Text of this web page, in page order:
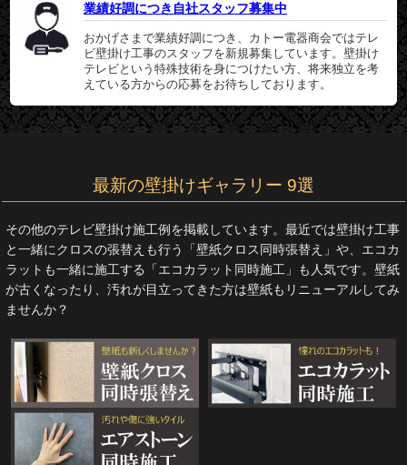
業績好調につき自社スタッフ募集中
おかげさまで業績好調につき、カトー電器商会ではテレ
ビ壁掛け工事のスタッフを新規募集しています。壁掛け
テレビという特殊技術を身につけたい方、将来独立を考
えている方からの応募をお待ちしております。
最新の壁掛けギャラリー 9選
その他のテレビ壁掛け施工例を掲載しています。最近では壁掛け工事
と一緒にクロスの張替えも行う「壁紙クロス同時張替え」や、エコカ
ラットも一緒に施工する「エコカラット同時施工」も人気です。壁紙
が古くなったり、汚れが目立ってきた方は壁紙もリニューアルしてみ
ませんか？